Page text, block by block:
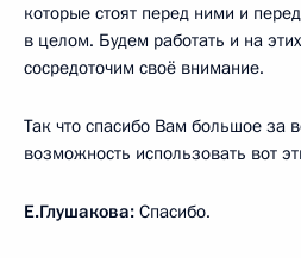
которые стоят перед ними и
в целом. Будем работать и на
сосредоточим своё внимание.
Так что спасибо Вам большое за
возможность использовать вот
Е.Глушакова: Спасибо.